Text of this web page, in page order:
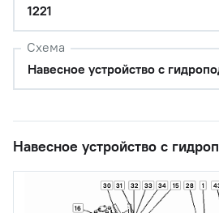
1221
Схема
Навесное устройство с
Навесное устройство с
1
15
16
28
30 31 32 33 34